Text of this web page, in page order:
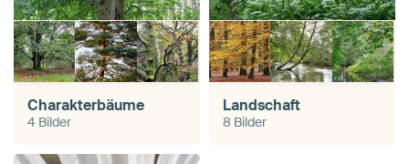
Charakterbäume
4 Bilder
Landschaft
8 Bilder